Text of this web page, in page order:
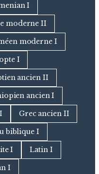
I
moderne II
moderne I
I
ancien II
ancien I
Grec ancien II
biblique I
I Latin I
I